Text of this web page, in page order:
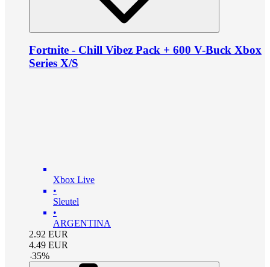
Fortnite - Chill Vibez Pack + 600 V-Buck Xbox
Series X/S
Xbox Live
•
Sleutel
•
ARGENTINA
2.92 EUR
4.49 EUR
-35%